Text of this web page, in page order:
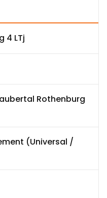
4 LTj
Rothenburg
(Universal /